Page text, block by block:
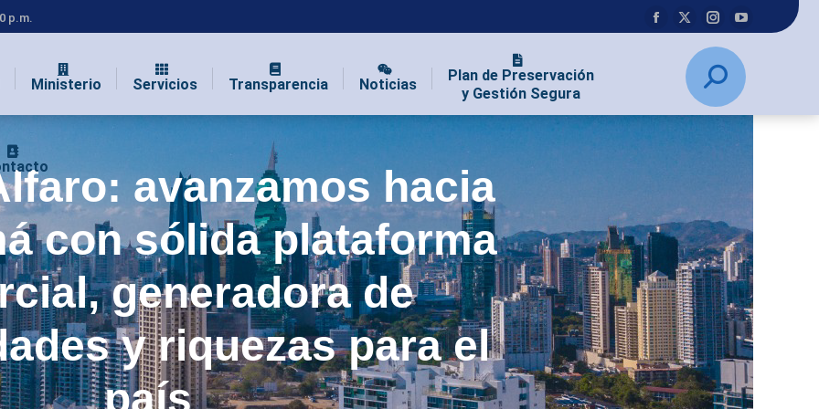
p.m.
Ministerio Servicios Transparencia Noticias
Plan de Preservación
y Gestión Segura
avanzamos hacia
con sólida plataforma
generadora de
y riquezas para el
país